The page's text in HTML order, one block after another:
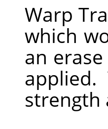
Warp
which
an
strength